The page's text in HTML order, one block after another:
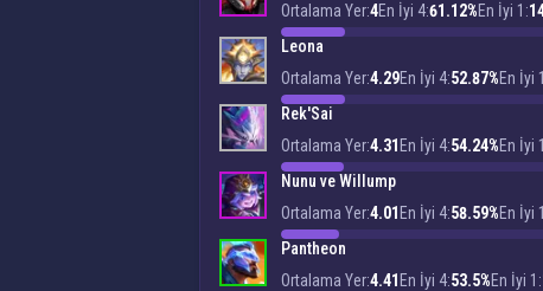
Ortalama Yer:4En İyi 4:61.12%En İyi 1:
Leona
Ortalama Yer:4.29En İyi 4:52.87%En İyi
Rek'Sai
Ortalama Yer:4.31 En İyi 4:54.24%En İyi
Nunu ve Willump
Ortalama Yer:4.01 En İyi 4:58.59%En İyi
Pantheon
Ortalama Yer:4.41 En İyi 4:53.5%En İyi 1: